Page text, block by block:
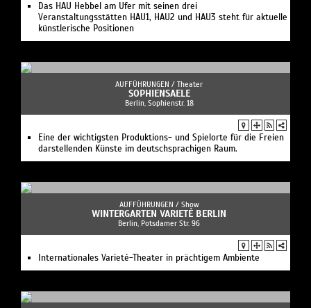
Das HAU Hebbel am Ufer mit seinen drei
Veranstaltungsstätten HAU1, HAU2 und HAU3 steht für aktuelle
künstlerische Positionen
AUFFÜHRUNGEN / Theater
SOPHIENSAELE
Berlin, Sophienstr. 18
Eine der wichtigsten Produktions- und Spielorte für die Freien
darstellenden Künste im deutschsprachigen Raum.
AUFFÜHRUNGEN / Show
WINTERGARTEN VARIETÉ BERLIN
Berlin, Potsdamer Str. 96
Internationales Varieté-Theater in prächtigem Ambiente